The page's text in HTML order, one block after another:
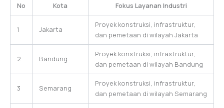
No Kota Fokus Layanan Industri
1 Jakarta
Proyek konstruksi, infrastruktur,
dan pemetaan di wilayah Jakarta
2 Bandung
Proyek konstruksi, infrastruktur,
dan pemetaan di wilayah Bandung
3 Semarang
Proyek konstruksi, infrastruktur,
dan pemetaan di wilayah Semarang